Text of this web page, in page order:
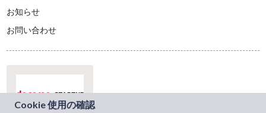
お知らせ
お問い合わせ